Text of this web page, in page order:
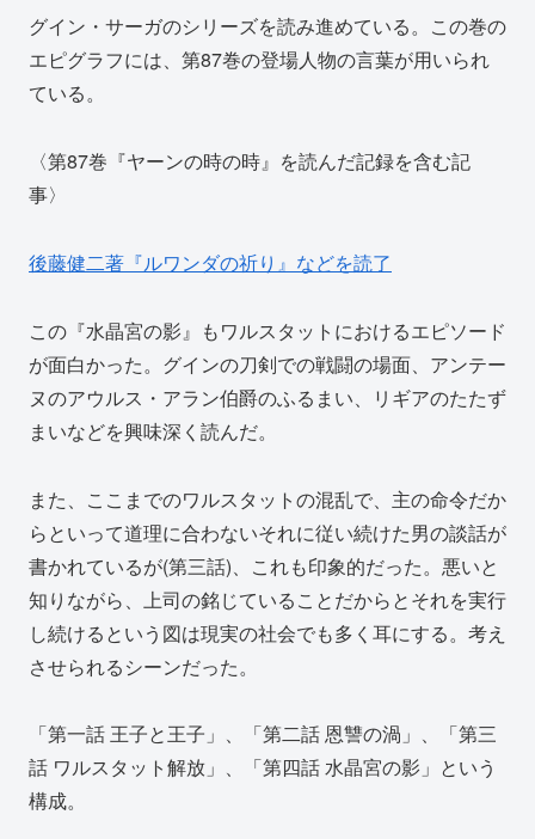
グイン・サーガのシリーズを読み進めている。この巻の
エピグラフには、第87巻の登場人物の言葉が用いられ
ている。
〈第87巻『ヤーンの時の時』を読んだ記録を含む記
事〉
後藤健二著『ルワンダの祈り』などを読了
この『水晶宮の影』もワルスタットにおけるエピソード
が面白かった。グインの刀剣での戦闘の場面、アンテー
ヌのアウルス・アラン伯爵のふるまい、リギアのたたず
まいなどを興味深く読んだ。
また、ここまでのワルスタットの混乱で、主の命令だか
らといって道理に合わないそれに従い続けた男の談話が
書かれているが(第三話)、これも印象的だった。悪いと
知りながら、上司の銘じていることだからとそれを実行
し続けるという図は現実の社会でも多く耳にする。考え
させられるシーンだった。
「第一話 王子と王子」、「第二話 恩讐の渦」、「第三
話 ワルスタット解放」、「第四話 水晶宮の影」という
構成。